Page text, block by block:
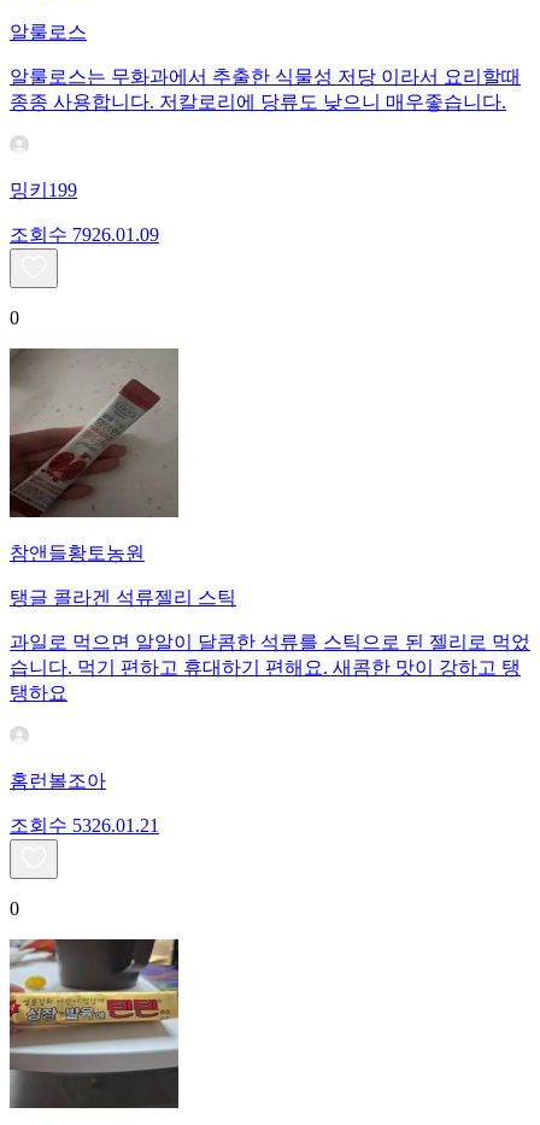
알룰로스
알룰로스는 무화과에서 추출한 식물성 저당 이라서 요리할때
종종 사용합니다. 저칼로리에 당류도 낮으니 매우좋습니다.
밍키199
조회수 7926.01.09
0
참앤들황토농원
탱글 콜라겐 석류젤리 스틱
과일로 먹으면 알알이 달콤한 석류를 스틱으로 된 젤리로 먹었
습니다. 먹기 편하고 휴대하기 편해요. 새콤한 맛이 강하고 탱
탱하요
홈런볼조아
조회수 5326.01.21
0